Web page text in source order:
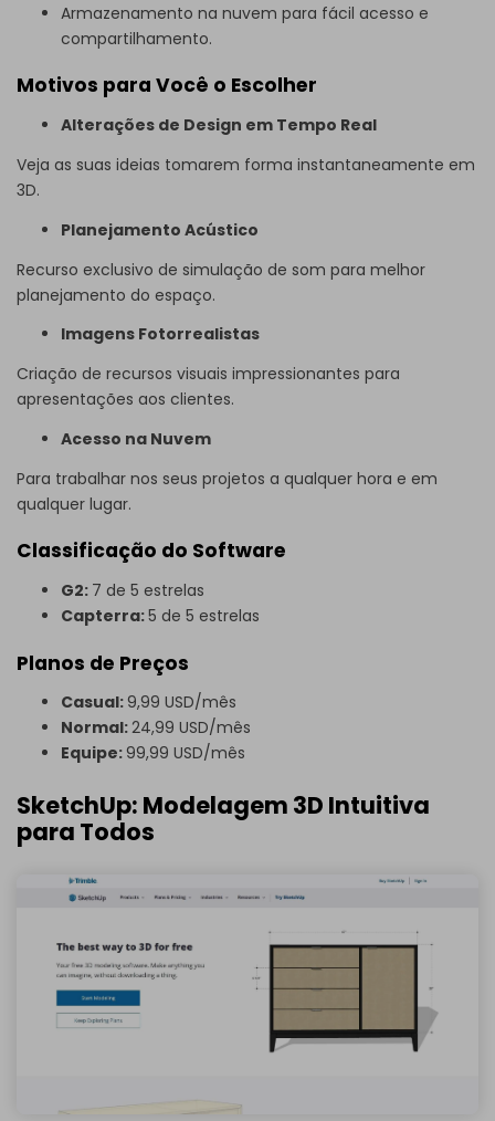
Armazenamento na nuvem para fácil acesso e
compartilhamento.
Motivos para Você o Escolher
Alterações de Design em Tempo Real
Veja as suas ideias tomarem forma instantaneamente em
3D.
Planejamento Acústico
Recurso exclusivo de simulação de som para melhor
planejamento do espaço.
Imagens Fotorrealistas
Criação de recursos visuais impressionantes para
apresentações aos clientes.
Acesso na Nuvem
Para trabalhar nos seus projetos a qualquer hora e em
qualquer lugar.
Classificação do Software
G2: 7 de 5 estrelas
Capterra:5 de 5 estrelas
Planos de Preços
Casual:9,99 USD/mês
Normal:24,99 USD/mês
Equipe:99,99 USD/mês
SketchUp: Modelagem 3D Intuitiva
para Todos